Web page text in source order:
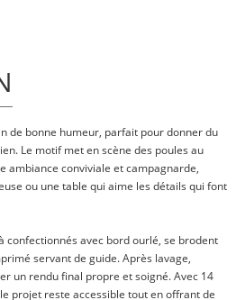
de bonne humeur, parfait pour donner du
Le motif met en scène des poules au
ambiance conviviale et campagnarde,
ou une table qui aime les détails qui font
confectionnés avec bord ourlé, se brodent
servant de guide. Après lavage,
un rendu final propre et soigné. Avec 14
projet reste accessible tout en offrant de